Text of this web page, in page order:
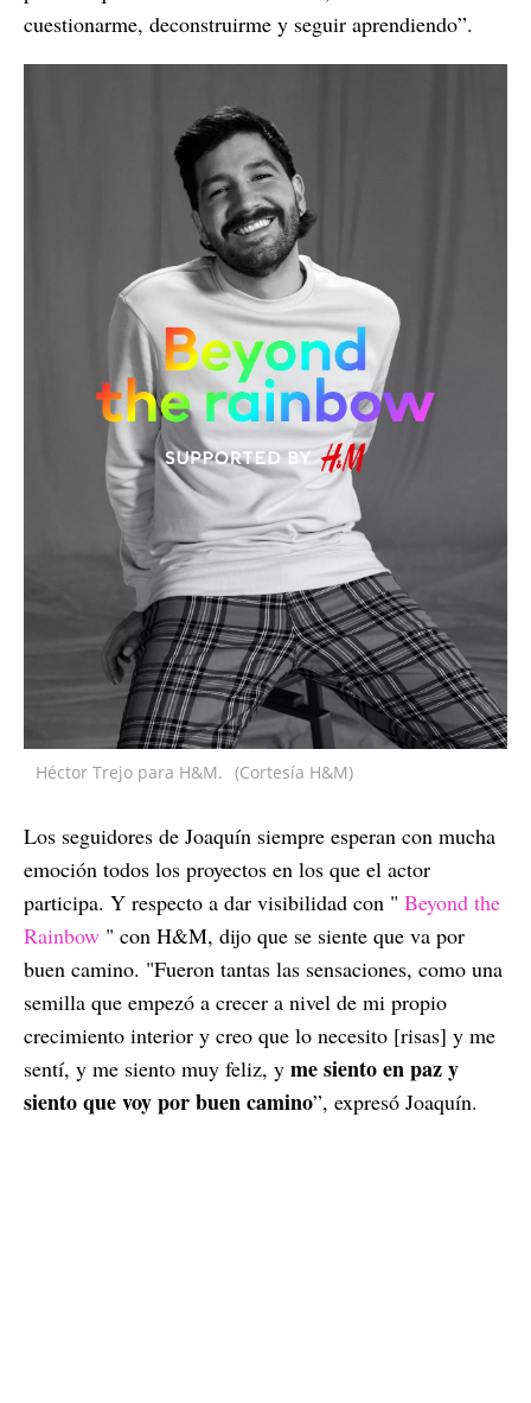
cuestionarme, deconstruirme y seguir aprendiendo”.
Héctor Trejo para H&M. (Cortesía H&M)
Los seguidores de Joaquín siempre esperan con mucha
emoción todos los proyectos en los que el actor
participa. Y respecto a dar visibilidad con " Beyond the
Rainbow " con H&M, dijo que se siente que va por
buen camino. "Fueron tantas las sensaciones, como una
semilla que empezó a crecer a nivel de mi propio
crecimiento interior y creo que lo necesito [risas] y me
sentí, y me siento muy feliz, y me siento en paz y
siento que voy por buen camino”, expresó Joaquín.